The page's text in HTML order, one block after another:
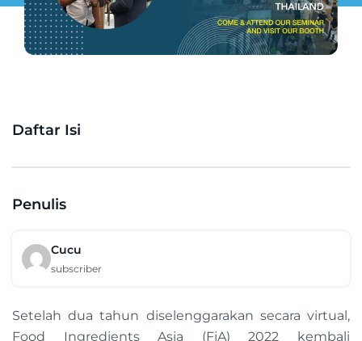
Daftar Isi
Penulis
Cucu
subscriber
Setelah dua tahun diselenggarakan secara virtual,
Food Ingredients Asia (FiA) 2022 kembali